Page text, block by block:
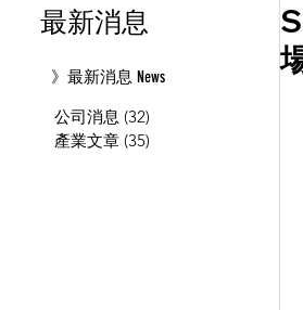
最新消息
》最新消息 News
公司消息 (32)
產業文章 (35)